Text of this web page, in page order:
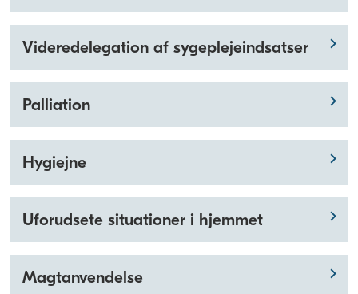
Videredelegation af sygeplejeindsatser
Palliation
Hygiejne
Uforudsete situationer i hjemmet
Magtanvendelse